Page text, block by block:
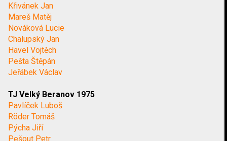
Křivánek Jan
Mareš Matěj
Nováková Lucie
Chalupský Jan
Havel Vojtěch
Pešta Štěpán
Jeřábek Václav
TJ Velký Beranov 1975
Pavlíček Luboš
Röder Tomáš
Pýcha Jiří
Pešout Petr